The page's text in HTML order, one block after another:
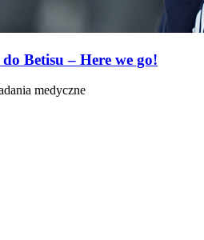
Betisu – Here we go!
medyczne